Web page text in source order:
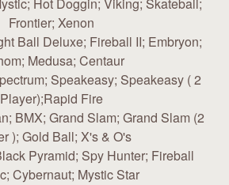
Hot Doggin; Viking; Skateball;
Frontier; Xenon
Ball Deluxe; Fireball II; Embryon;
Medusa; Centaur
Speakeasy; Speakeasy ( 2
Player);Rapid Fire
BMX; Grand Slam; Grand Slam (2
); Gold Ball; X's & O's
Pyramid; Spy Hunter; Fireball
Cybernaut; Mystic Star